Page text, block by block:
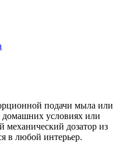
подачи мыла или
условиях или
дозатор из
в любой интерьер.